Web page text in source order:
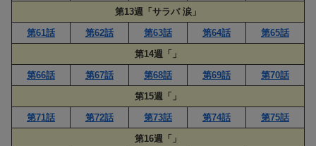
第13週「サラバ 涙」
第61話
第62話 第63話 第64話
第65話
第14週「」
第66話
第67話 第68話 第69話
第70話
第15週「」
第71話
第72話 第73話 第74話
第75話
第16週「」